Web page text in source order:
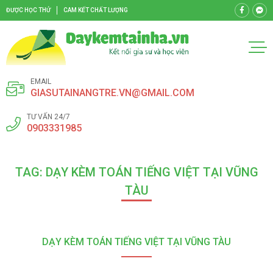
ĐƯỢC HỌC THỬ CAM KẾT CHẤT LƯỢNG
EMAIL
GIASUTAINANGTRE.VN@GMAIL.COM
TƯ VẤN 24/7
0903331985
TAG: DẠY KÈM TOÁN TIẾNG VIỆT TẠI VŨNG
TÀU
DẠY KÈM TOÁN TIẾNG VIỆT TẠI VŨNG TÀU